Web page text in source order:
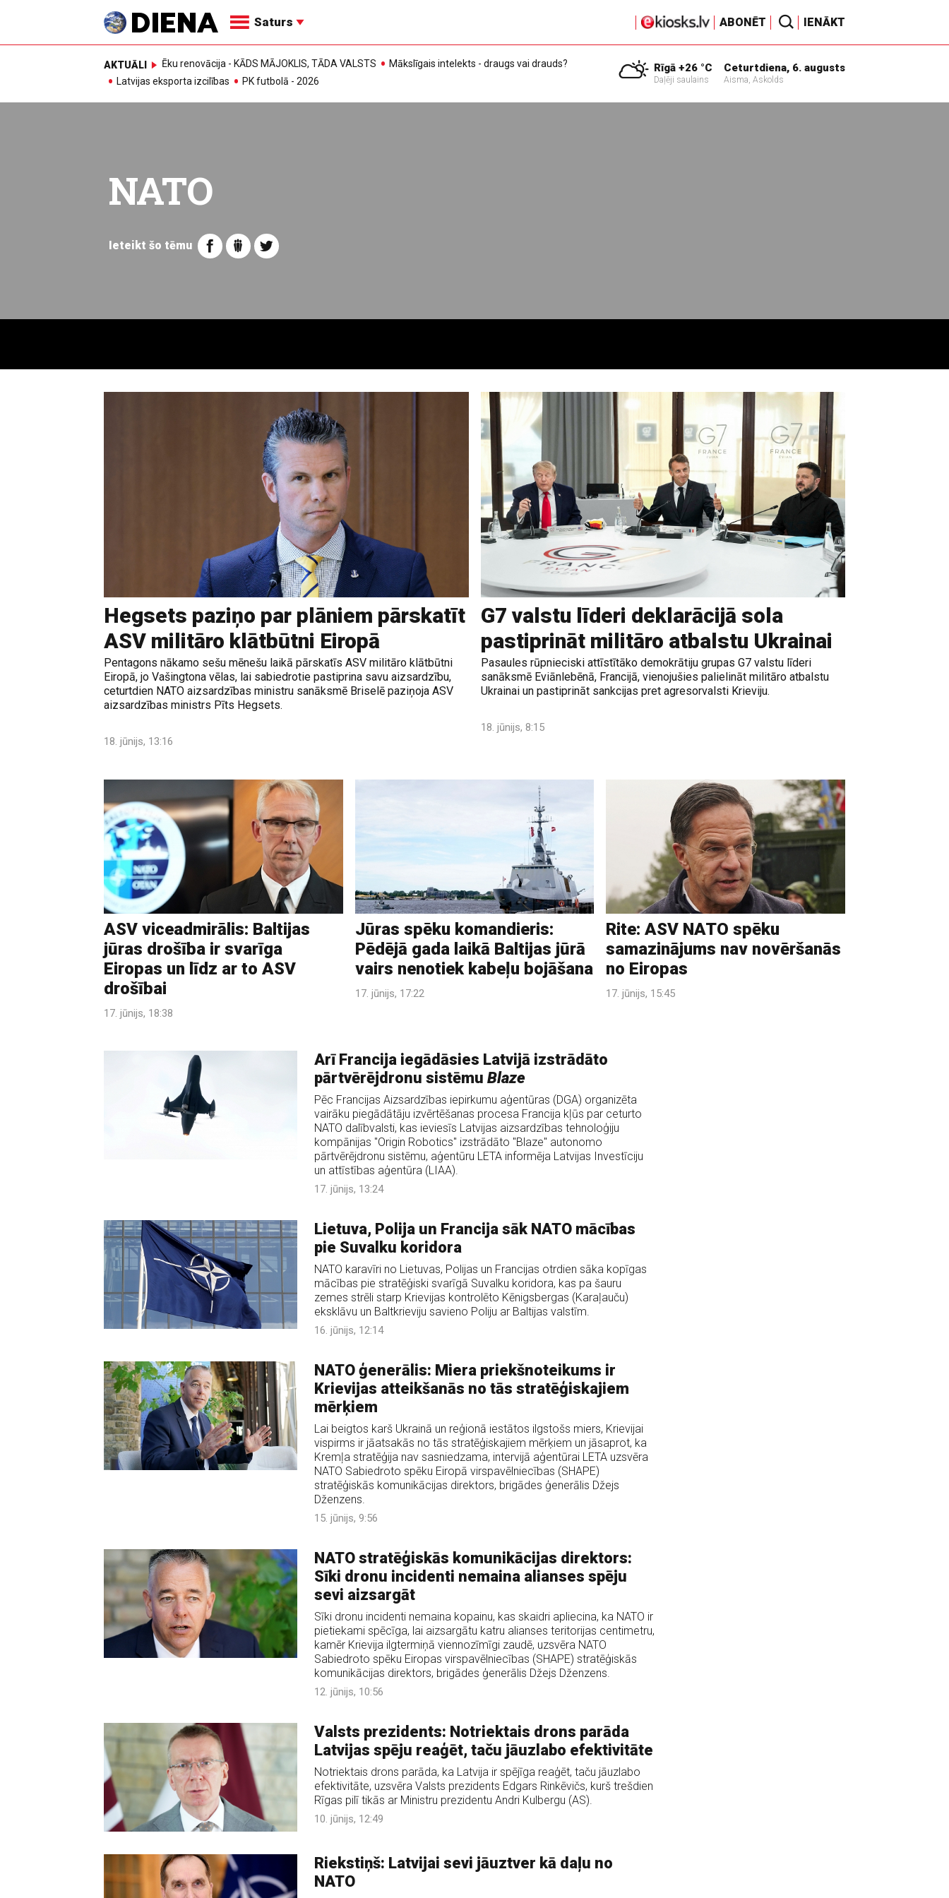
Saturs ABONĒT IENĀKT
AKTUĀLI Ēku renovācija - KĀDS MĀJOKLIS, TĀDA VALSTS
Mākslīgais intelekts - draugs vai drauds?
Latvijas eksporta izcilības
PK futbolā - 2026
Rīgā +26 °C
Daļēji saulains
Ceturtdiena, 6. augusts
Aisma, Askolds
NATO
Ieteikt šo tēmu
Hegsets paziņo par plāniem pārskatīt
ASV militāro klātbūtni Eiropā
Pentagons nākamo sešu mēnešu laikā pārskatīs ASV militāro klātbūtni
Eiropā, jo Vašingtona vēlas, lai sabiedrotie pastiprina savu aizsardzību,
ceturtdien NATO aizsardzības ministru sanāksmē Briselē paziņoja ASV
aizsardzības ministrs Pīts Hegsets.
18. jūnijs, 13:16
G7 valstu līderi deklarācijā sola
pastiprināt militāro atbalstu Ukrainai
Pasaules rūpnieciski attīstītāko demokrātiju grupas G7 valstu līderi
sanāksmē Eviānlebēnā, Francijā, vienojušies palielināt militāro atbalstu
Ukrainai un pastiprināt sankcijas pret agresorvalsti Krieviju.
18. jūnijs, 8:15
ASV viceadmirālis: Baltijas
jūras drošība ir svarīga
Eiropas un līdz ar to ASV
drošībai
17. jūnijs, 18:38
Jūras spēku komandieris:
Pēdējā gada laikā Baltijas jūrā
vairs nenotiek kabeļu bojāšana
17. jūnijs, 17:22
Rite: ASV NATO spēku
samazinājums nav novēršanās
no Eiropas
17. jūnijs, 15:45
Arī Francija iegādāsies Latvijā izstrādāto
pārtvērējdronu sistēmu Blaze
Pēc Francijas Aizsardzības iepirkumu aģentūras (DGA) organizēta
vairāku piegādātāju izvērtēšanas procesa Francija kļūs par ceturto
NATO dalībvalsti, kas ieviesīs Latvijas aizsardzības tehnoloģiju
kompānijas "Origin Robotics" izstrādāto "Blaze" autonomo
pārtvērējdronu sistēmu, aģentūru LETA informēja Latvijas Investīciju
un attīstības aģentūra (LIAA).
17. jūnijs, 13:24
Lietuva, Polija un Francija sāk NATO mācības
pie Suvalku koridora
NATO karavīri no Lietuvas, Polijas un Francijas otrdien sāka kopīgas
mācības pie stratēģiski svarīgā Suvalku koridora, kas pa šauru
zemes strēli starp Krievijas kontrolēto Kēnigsbergas (Karaļauču)
eksklāvu un Baltkrieviju savieno Poliju ar Baltijas valstīm.
16. jūnijs, 12:14
NATO ģenerālis: Miera priekšnoteikums ir
Krievijas atteikšanās no tās stratēģiskajiem
mērķiem
Lai beigtos karš Ukrainā un reģionā iestātos ilgstošs miers, Krievijai
vispirms ir jāatsakās no tās stratēģiskajiem mērķiem un jāsaprot, ka
Kremļa stratēģija nav sasniedzama, intervijā aģentūrai LETA uzsvēra
NATO Sabiedroto spēku Eiropā virspavēlniecības (SHAPE)
stratēģiskās komunikācijas direktors, brigādes ģenerālis Džejs
Dženzens.
15. jūnijs, 9:56
NATO stratēģiskās komunikācijas direktors:
Sīki dronu incidenti nemaina alianses spēju
sevi aizsargāt
Sīki dronu incidenti nemaina kopainu, kas skaidri apliecina, ka NATO ir
pietiekami spēcīga, lai aizsargātu katru alianses teritorijas centimetru,
kamēr Krievija ilgtermiņā viennozīmīgi zaudē, uzsvēra NATO
Sabiedroto spēku Eiropas virspavēlniecības (SHAPE) stratēģiskās
komunikācijas direktors, brigādes ģenerālis Džejs Dženzens.
12. jūnijs, 10:56
Valsts prezidents: Notriektais drons parāda
Latvijas spēju reaģēt, taču jāuzlabo efektivitāte
Notriektais drons parāda, ka Latvija ir spējīga reaģēt, taču jāuzlabo
efektivitāte, uzsvēra Valsts prezidents Edgars Rinkēvičs, kurš trešdien
Rīgas pilī tikās ar Ministru prezidentu Andri Kulbergu (AS).
10. jūnijs, 12:49
Riekstiņš: Latvijai sevi jāuztver kā daļu no
NATO